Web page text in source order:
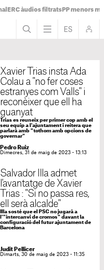
ERC àudios filtratsPP menors
Xavier Trias insta Ada
Colau a "no fer coses
estranyes com Valls" i
reconèixer que ell ha
guanyat
Trias es reuneix per primer cop amb el
seu equip a l'ajuntament i reitera que
parlarà amb "tothom amb opcions de
governar"
Pedro Ruiz
Dimecres, 31 de maig de 2023 - 13:13
Salvador Illa admet
l'avantatge de Xavier
Trias : "Si no passa res,
ell serà alcalde"
Illa sosté que el PSC no jugarà a
l'"intercanvi de cromos" davant la
configuració del futur ajuntament de
Barcelona
Judit Pellicer
Dimarts, 30 de maig de 2023 - 11:35